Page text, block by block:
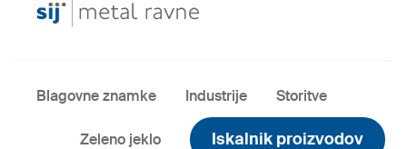
Blagovne znamke Industrije Storitve
Zeleno jeklo Iskalnik proizvodov